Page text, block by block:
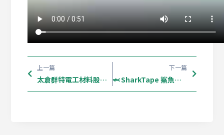
上一篇
太倉群特電工材料股份公司喜獲2023高新技術企業認定證書，展現卓越創新實力！
下一篇
🦈 SharkTape 鯊魚牌｜向行業巔峰邁進：相約廣州，共赴這場工藝之約！